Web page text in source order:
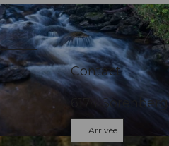
Contact
6174Sörenberg
Arrivée